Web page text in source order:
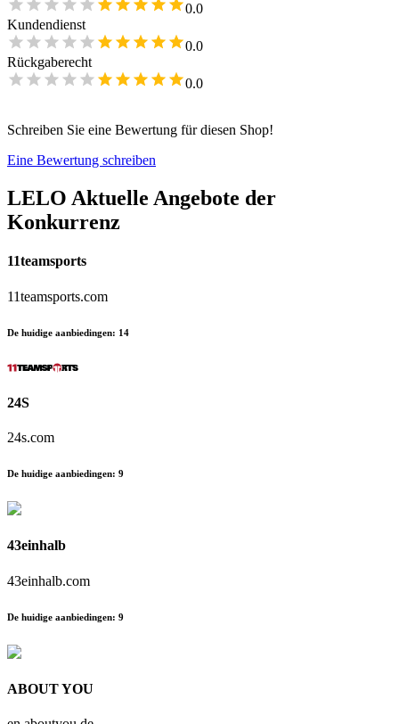
0.0
Kundendienst
0.0
Rückgaberecht
0.0
Schreiben Sie eine Bewertung für diesen Shop!
Eine Bewertung schreiben
LELO Aktuelle Angebote der
Konkurrenz
11teamsports
11teamsports.com
De huidige aanbiedingen: 14
24S
24s.com
De huidige aanbiedingen: 9
43einhalb
43einhalb.com
De huidige aanbiedingen: 9
ABOUT YOU